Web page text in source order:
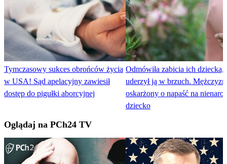
Tymczasowy sukces obrońców życia
w USA! Sąd apelacyjny zawiesił
dostęp do pigułki aborcyjnej
Odmówiła zabicia ich dziecka,
uderzył ją w brzuch.
oskarżony o napaść na
dziecko
Oglądaj na PCh24 TV